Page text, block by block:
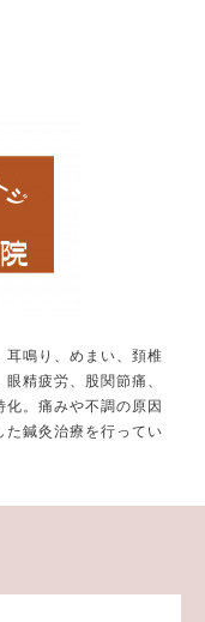
耳鳴り、めまい、頚椎
精疲労、股関節痛、
。痛みや不調の原因
た鍼灸治療を行ってい